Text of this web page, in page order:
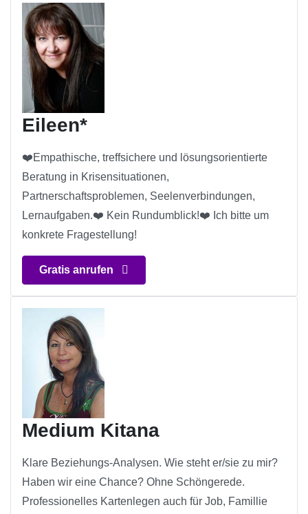
Eileen*
❤️Empathische, treffsichere und lösungsorientierte
Beratung in Krisensituationen,
Partnerschaftsproblemen, Seelenverbindungen,
Lernaufgaben.❤️ Kein Rundumblick!❤️ Ich bitte um
konkrete Fragestellung!
Gratis anrufen
Medium Kitana
Klare Beziehungs-Analysen. Wie steht er/sie zu mir?
Haben wir eine Chance? Ohne Schöngerede.
Professionelles Kartenlegen auch für Job, Famillie